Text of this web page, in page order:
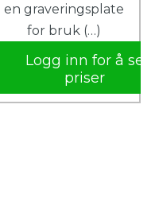
en graveringsplate
for bruk (…)
Logg inn for å se
priser